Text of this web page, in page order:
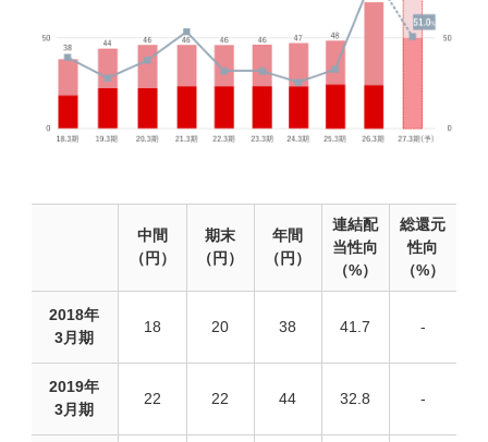
中間
（円）
期末
（円）
年間
（円）
連結配
当性向
（%）
総還元
性向
（%）
2018年
3月期
18 20 38 41.7 -
2019年
3月期
22 22 44 32.8 -